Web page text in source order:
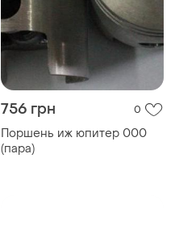
756 грн 0
Поршень иж юпитер 000
(пара)